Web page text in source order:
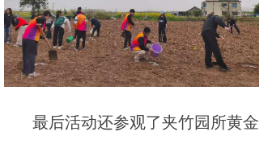
最后活动还参观了夹竹园所黄金